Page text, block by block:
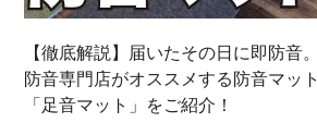
【徹底解説】届いたその日に即防音。
防音専門店がオススメする防音マット
「足音マット」をご紹介！